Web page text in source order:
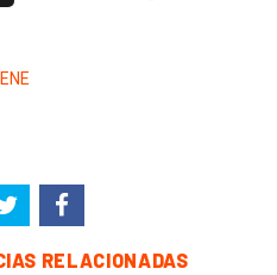
RELACIONADAS